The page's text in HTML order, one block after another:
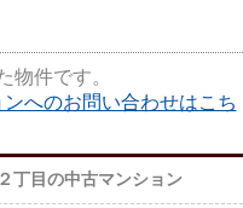
物件です。
へのお問い合わせはこち
丁目の中古マンション